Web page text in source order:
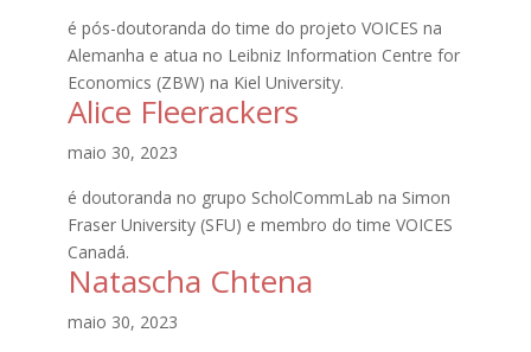
é pós-doutoranda do time do projeto VOICES na
Alemanha e atua no Leibniz Information Centre for
Economics (ZBW) na Kiel University.
Alice Fleerackers
maio 30, 2023
é doutoranda no grupo ScholCommLab na Simon
Fraser University (SFU) e membro do time VOICES
Canadá.
Natascha Chtena
maio 30, 2023